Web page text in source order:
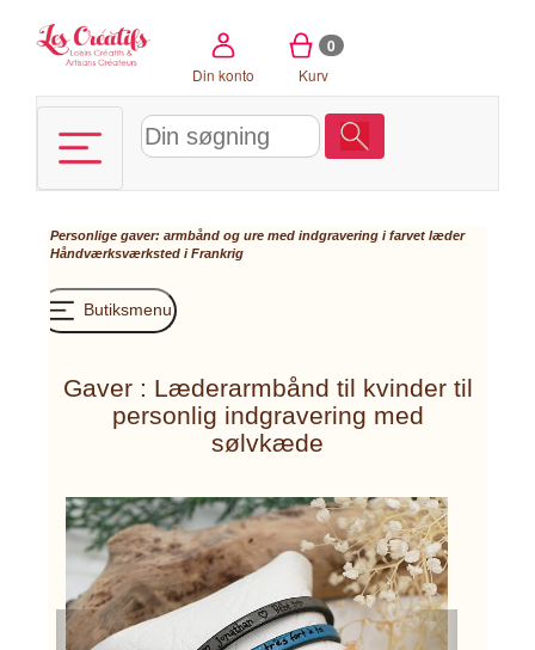
Din konto
0
Kurv
Personlige gaver: armbånd og ure med indgravering i farvet læder
Håndværksværksted i Frankrig
Butiksmenu
Gaver : Læderarmbånd til kvinder til
personlig indgravering med
sølvkæde
Previous Next